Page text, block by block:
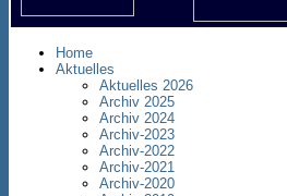
Home
Aktuelles
Aktuelles 2026
Archiv 2025
Archiv 2024
Archiv-2023
Archiv-2022
Archiv-2021
Archiv-2020